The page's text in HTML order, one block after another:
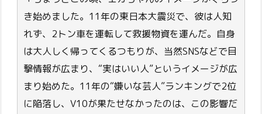
き始めました。11年の東日本大震災で、彼は人知
れず、2トン車を運転して救援物資を運んだ。自身
は大人しく帰ってくるつもりが、当然SNSなどで目
撃情報が広まり、“実はいい人”というイメージが広
まり始めた。11年の“嫌いな芸人”ランキングで2位
に陥落し、V10が果たせなかったのは、この影響だ